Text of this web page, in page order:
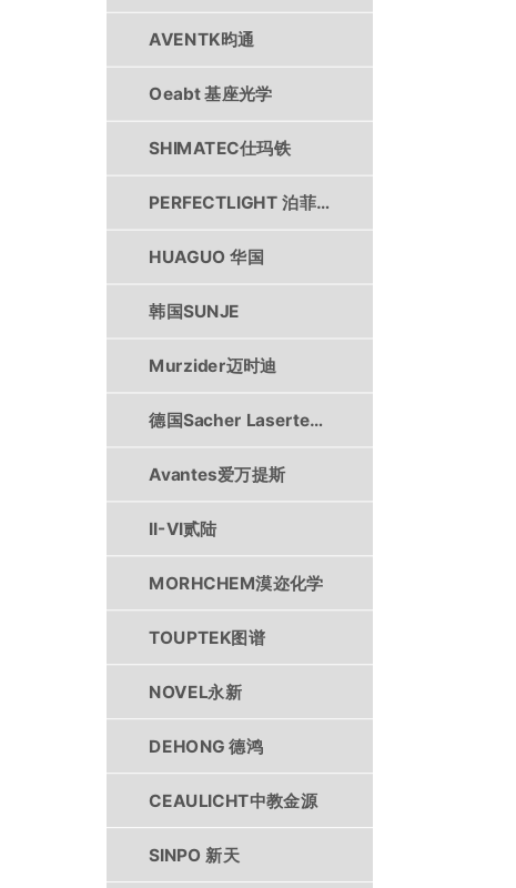
AVENTK昀通
Oeabt 基座光学
SHIMATEC仕玛铁
PERFECTLIGHT 泊菲莱
HUAGUO 华国
韩国SUNJE
Murzider迈时迪
德国Sacher Lasertechnik
Avantes爱万提斯
II-VI贰陆
MORHCHEM漠迩化学
TOUPTEK图谱
NOVEL永新
DEHONG 德鸿
CEAULICHT中教金源
SINPO 新天